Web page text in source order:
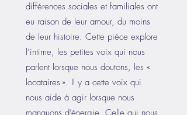
différences sociales et familiales ont
eu raison de leur amour, du moins
de leur histoire. Cette pièce explore
l’intime, les petites voix qui nous
parlent lorsque nous doutons, les «
locataires ». Il y a cette voix qui
nous aide à agir lorsque nous
manquons d’énergie. Celle qui nous